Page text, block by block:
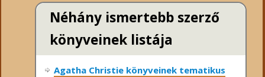
Néhány ismertebb szerző
könyveinek listája
Agatha Christie könyveinek tematikus